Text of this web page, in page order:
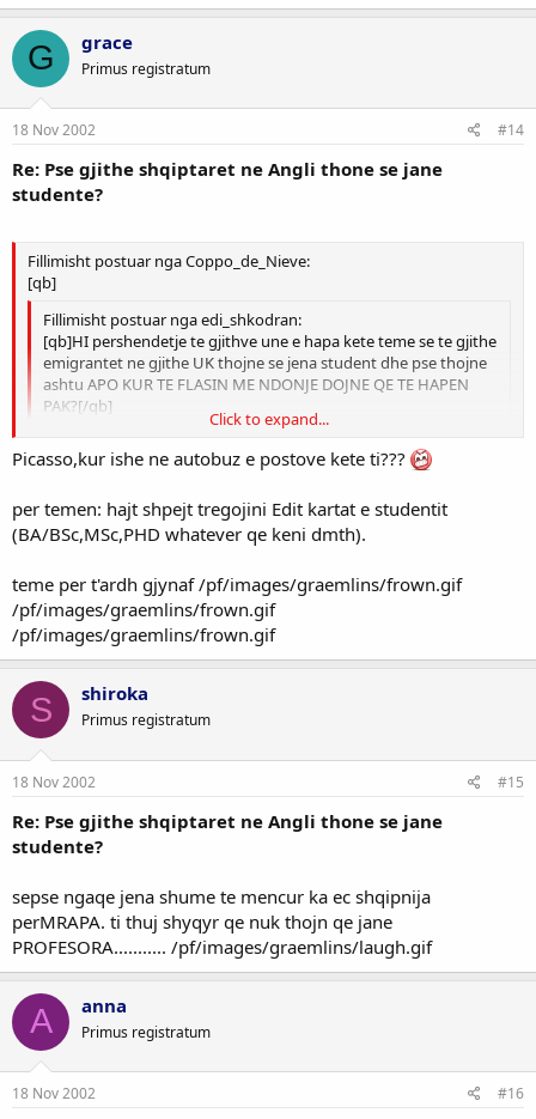
G grace
Primus registratum
18 Nov 2002 #14
Re: Pse gjithe shqiptaret ne Angli thone se jane
studente?
Fillimisht postuar nga Coppo_de_Nieve:
[qb]
Fillimisht postuar nga edi_shkodran:
[qb]HI pershendetje te gjithve une e hapa kete teme se te gjithe
emigrantet ne gjithe UK thojne se jena student dhe pse thojne
ashtu APO KUR TE FLASIN ME NDONJE DOJNE QE TE HAPEN
PAK?[/qb]
Click to expand...
komb..............
Click to expand...
Picasso,kur ishe ne autobuz e postove kete ti???
per temen: hajt shpejt tregojini Edit kartat e studentit
(BA/BSc,MSc,PHD whatever qe keni dmth).
teme per t'ardh gjynaf /pf/images/graemlins/frown.gif
/pf/images/graemlins/frown.gif
/pf/images/graemlins/frown.gif
S shiroka
Primus registratum
18 Nov 2002 #15
Re: Pse gjithe shqiptaret ne Angli thone se jane
studente?
sepse ngaqe jena shume te mencur ka ec shqipnija
perMRAPA. ti thuj shyqyr qe nuk thojn qe jane
PROFESORA........... /pf/images/graemlins/laugh.gif
A anna
Primus registratum
18 Nov 2002 #16